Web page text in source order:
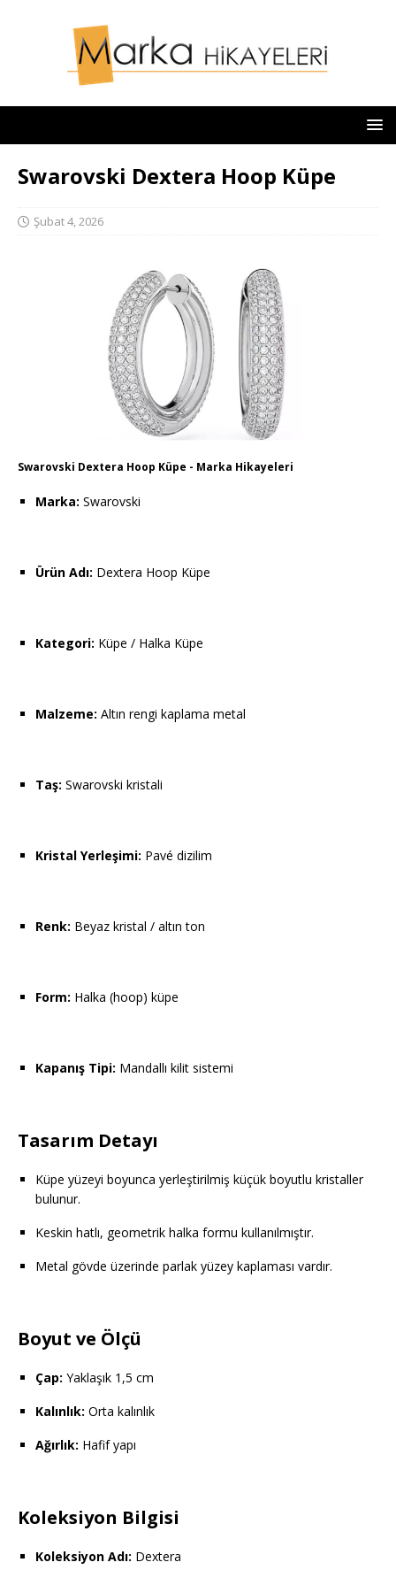
Swarovski Dextera Hoop Küpe
Şubat 4, 2026
Swarovski Dextera Hoop Küpe - Marka Hikayeleri
Marka: Swarovski
Ürün Adı: Dextera Hoop Küpe
Kategori: Küpe / Halka Küpe
Malzeme: Altın rengi kaplama metal
Taş: Swarovski kristali
Kristal Yerleşimi: Pavé dizilim
Renk: Beyaz kristal / altın ton
Form: Halka (hoop) küpe
Kapanış Tipi: Mandallı kilit sistemi
Tasarım Detayı
Küpe yüzeyi boyunca yerleştirilmiş küçük boyutlu kristaller
bulunur.
Keskin hatlı, geometrik halka formu kullanılmıştır.
Metal gövde üzerinde parlak yüzey kaplaması vardır.
Boyut ve Ölçü
Çap: Yaklaşık 1,5 cm
Kalınlık: Orta kalınlık
Ağırlık: Hafif yapı
Koleksiyon Bilgisi
Koleksiyon Adı: Dextera